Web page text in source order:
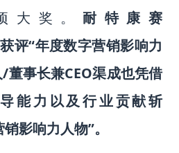
大奖。 耐特康赛
评“年度数字营销影响力
董事长兼CEO渠成也凭借
能力以及行业贡献斩
影响力人物”。